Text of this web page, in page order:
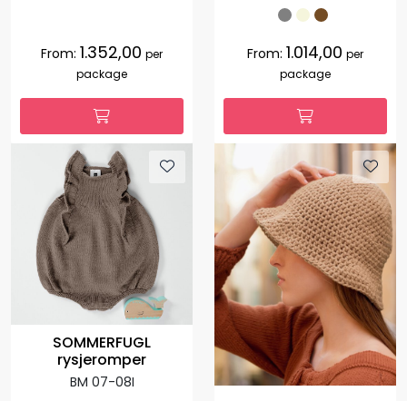
From: 1.352,00 per
package
From: 1.014,00 per
package
SOMMERFUGL
rysjeromper
BM 07-08I